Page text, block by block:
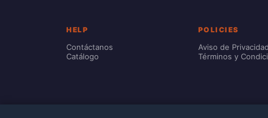
HELP
Contáctanos
Catálogo
POLICIES
Aviso de Privacidad
Términos y